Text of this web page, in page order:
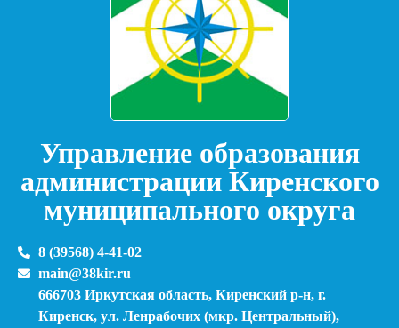
Управление образования
администрации Киренского
муниципального округа
8 (39568) 4-41-02
main@38kir.ru
666703 Иркутская область, Киренский р-н, г.
Киренск, ул. Ленрабочих (мкр. Центральный),